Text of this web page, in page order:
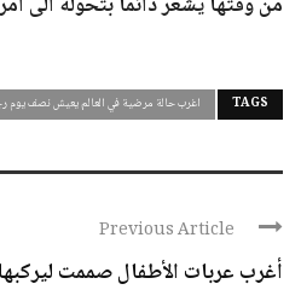
TAGS اغرب حالة مرضية في العالم يعيش نصف يوم
Previous Article
أغرب عربات الأطفال صممت